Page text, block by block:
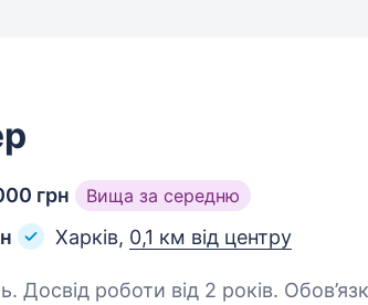
грн Вища за середню
Харків, 0,1 км від центру
від 2 років. Обов’язки: Внесення даних